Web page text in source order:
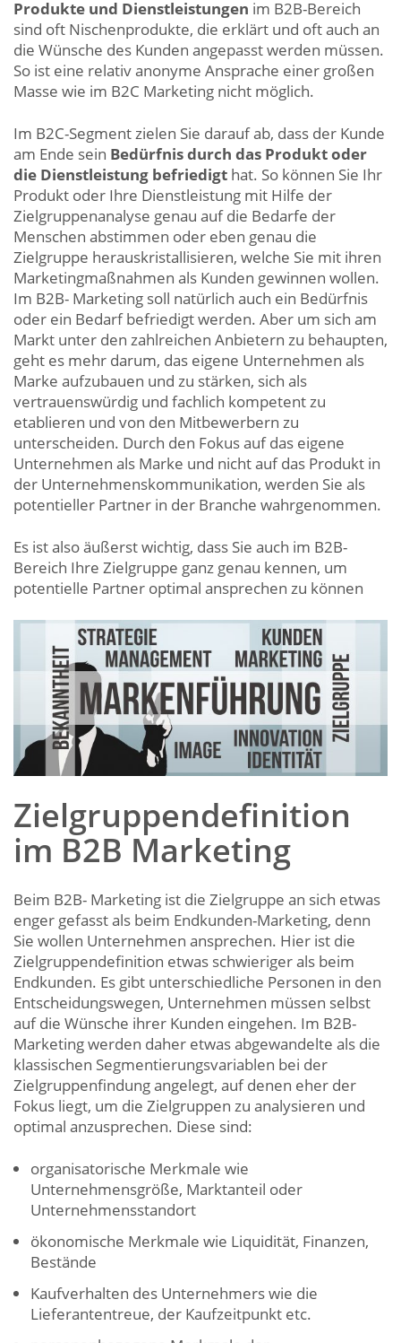
Produkte und Dienstleistungen im B2B-Bereich
sind oft Nischenprodukte, die erklärt und oft auch an
die Wünsche des Kunden angepasst werden müssen.
So ist eine relativ anonyme Ansprache einer großen
Masse wie im B2C Marketing nicht möglich.
Im B2C-Segment zielen Sie darauf ab, dass der Kunde
am Ende sein Bedürfnis durch das Produkt oder
die Dienstleistung befriedigt hat. So können Sie Ihr
Produkt oder Ihre Dienstleistung mit Hilfe der
Zielgruppenanalyse genau auf die Bedarfe der
Menschen abstimmen oder eben genau die
Zielgruppe herauskristallisieren, welche Sie mit ihren
Marketingmaßnahmen als Kunden gewinnen wollen.
Im B2B- Marketing soll natürlich auch ein Bedürfnis
oder ein Bedarf befriedigt werden. Aber um sich am
Markt unter den zahlreichen Anbietern zu behaupten,
geht es mehr darum, das eigene Unternehmen als
Marke aufzubauen und zu stärken, sich als
vertrauenswürdig und fachlich kompetent zu
etablieren und von den Mitbewerbern zu
unterscheiden. Durch den Fokus auf das eigene
Unternehmen als Marke und nicht auf das Produkt in
der Unternehmenskommunikation, werden Sie als
potentieller Partner in der Branche wahrgenommen.
Es ist also äußerst wichtig, dass Sie auch im B2B-
Bereich Ihre Zielgruppe ganz genau kennen, um
potentielle Partner optimal ansprechen zu können
Zielgruppendefinition
im B2B Marketing
Beim B2B- Marketing ist die Zielgruppe an sich etwas
enger gefasst als beim Endkunden-Marketing, denn
Sie wollen Unternehmen ansprechen. Hier ist die
Zielgruppendefinition etwas schwieriger als beim
Endkunden. Es gibt unterschiedliche Personen in den
Entscheidungswegen, Unternehmen müssen selbst
auf die Wünsche ihrer Kunden eingehen. Im B2B-
Marketing werden daher etwas abgewandelte als die
klassischen Segmentierungsvariablen bei der
Zielgruppenfindung angelegt, auf denen eher der
Fokus liegt, um die Zielgruppen zu analysieren und
optimal anzusprechen. Diese sind:
organisatorische Merkmale wie
Unternehmensgröße, Marktanteil oder
Unternehmensstandort
ökonomische Merkmale wie Liquidität, Finanzen,
Bestände
Kaufverhalten des Unternehmers wie die
Lieferantentreue, der Kaufzeitpunkt etc.